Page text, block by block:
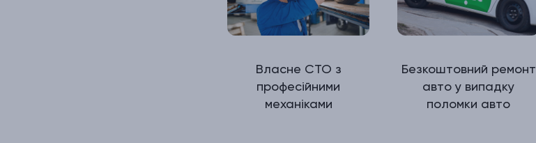
Власне СТО з
професійними
механіками
Безкоштовний ремонт
авто у випадку
поломки авто